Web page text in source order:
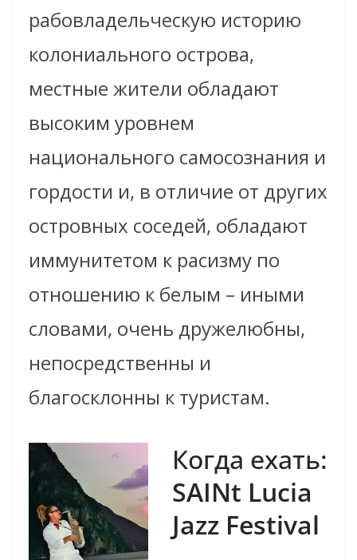
рабовладельческую историю
колониального острова,
местные жители обладают
высоким уровнем
национального самосознания и
гордости и, в отличие от других
островных соседей, обладают
иммунитетом к расизму по
отношению к белым – иными
словами, очень дружелюбны,
непосредственны и
благосклонны к туристам.
Когда ехать:
SAINt Lucia
Jazz Festival